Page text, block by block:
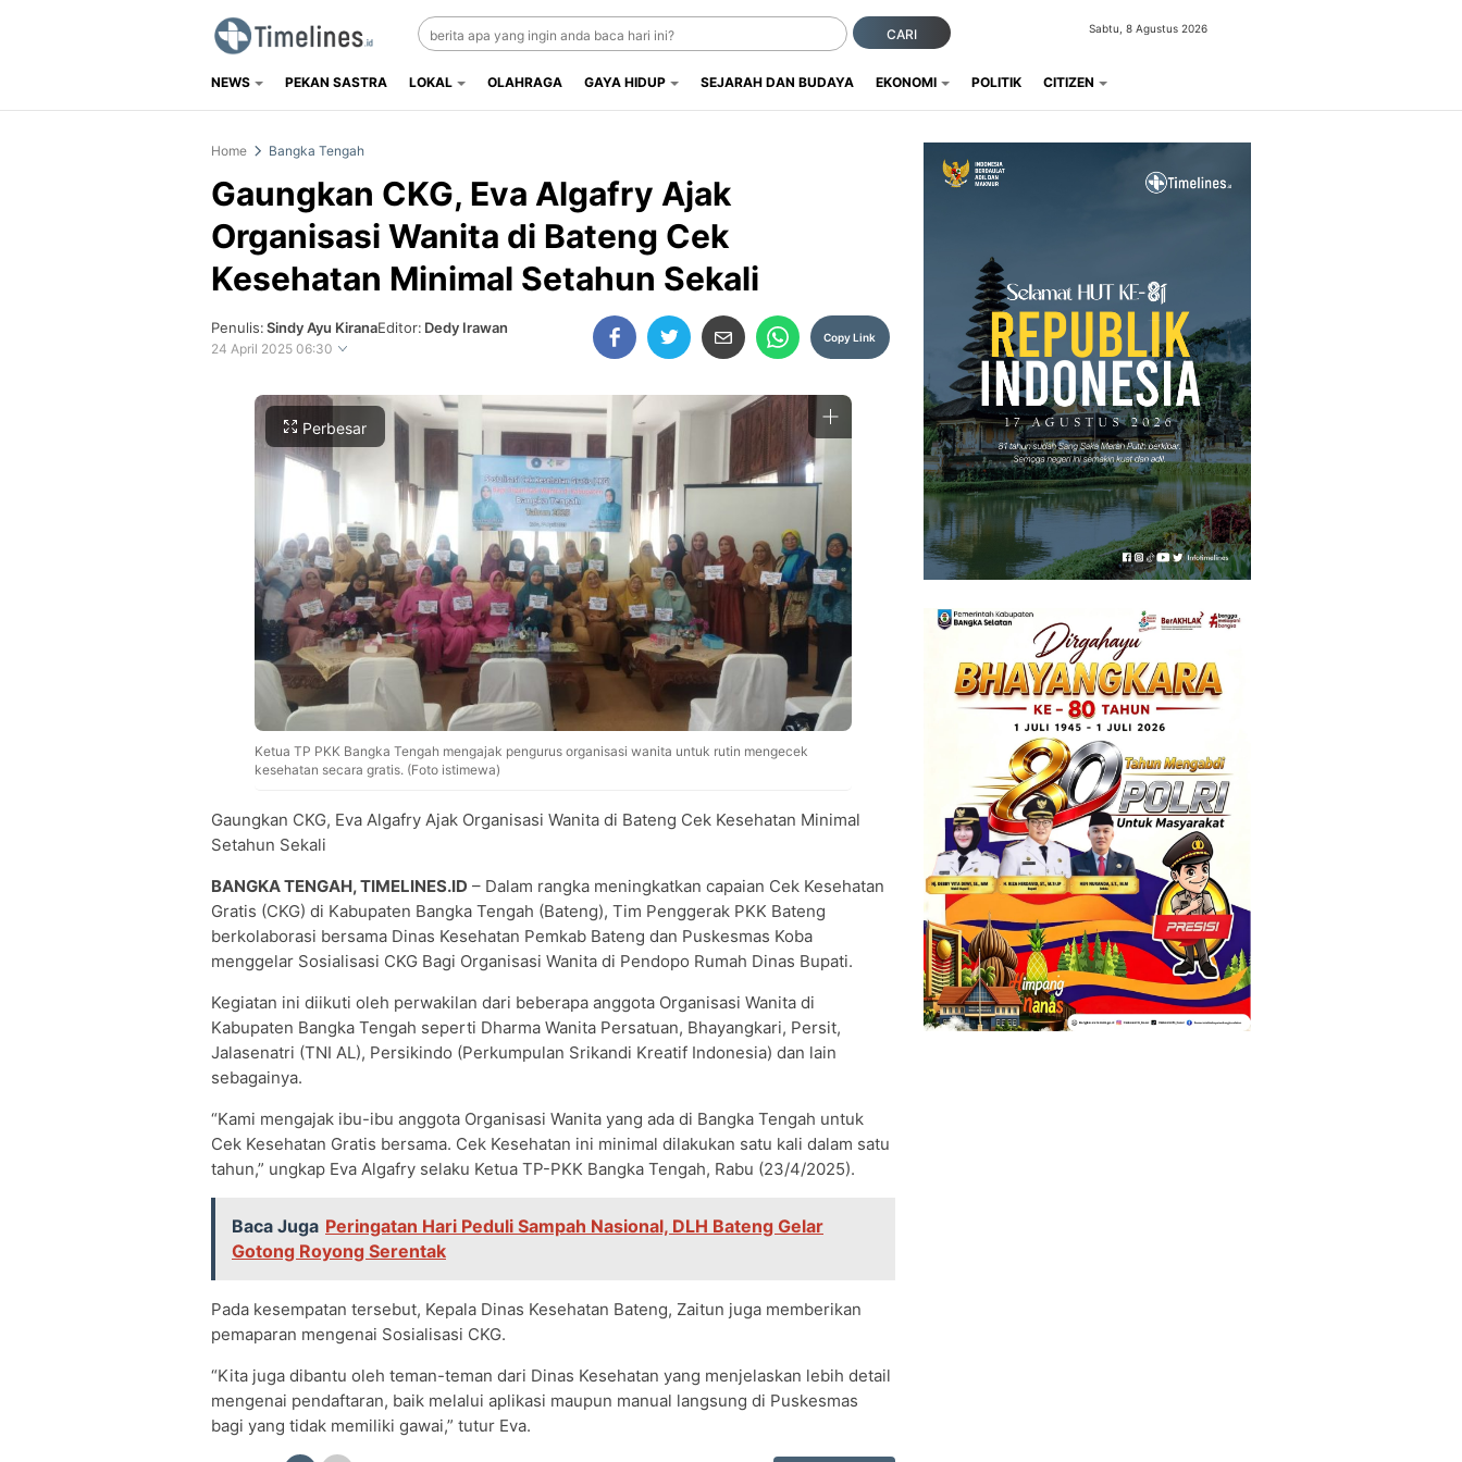
Timelines.id
Media Literasi, Sejarah & Budaya
CARI Sabtu, 8 Agustus 2026
NEWS PEKAN SASTRA LOKAL OLAHRAGA GAYA HIDUP SEJARAH DAN BUDAYA EKONOMI POLITIK CITIZEN
Home Bangka Tengah
Gaungkan CKG, Eva Algafry Ajak
Organisasi Wanita di Bateng Cek
Kesehatan Minimal Setahun Sekali
Penulis:Sindy Ayu KiranaEditor: Dedy Irawan
24 April 2025 06:30
Copy Link
Perbesar
Ketua TP PKK Bangka Tengah mengajak pengurus organisasi wanita untuk rutin mengecek
kesehatan secara gratis. (Foto istimewa)
Gaungkan CKG, Eva Algafry Ajak Organisasi Wanita di Bateng Cek Kesehatan Minimal
Setahun Sekali
BANGKA TENGAH, TIMELINES.ID – Dalam rangka meningkatkan capaian Cek Kesehatan
Gratis (CKG) di Kabupaten Bangka Tengah (Bateng), Tim Penggerak PKK Bateng
berkolaborasi bersama Dinas Kesehatan Pemkab Bateng dan Puskesmas Koba
menggelar Sosialisasi CKG Bagi Organisasi Wanita di Pendopo Rumah Dinas Bupati.
Kegiatan ini diikuti oleh perwakilan dari beberapa anggota Organisasi Wanita di
Kabupaten Bangka Tengah seperti Dharma Wanita Persatuan, Bhayangkari, Persit,
Jalasenatri (TNI AL), Persikindo (Perkumpulan Srikandi Kreatif Indonesia) dan lain
sebagainya.
“Kami mengajak ibu-ibu anggota Organisasi Wanita yang ada di Bangka Tengah untuk
Cek Kesehatan Gratis bersama. Cek Kesehatan ini minimal dilakukan satu kali dalam satu
tahun,” ungkap Eva Algafry selaku Ketua TP-PKK Bangka Tengah, Rabu (23/4/2025).
Baca Juga Peringatan Hari Peduli Sampah Nasional, DLH Bateng Gelar
Gotong Royong Serentak
Pada kesempatan tersebut, Kepala Dinas Kesehatan Bateng, Zaitun juga memberikan
pemaparan mengenai Sosialisasi CKG.
“Kita juga dibantu oleh teman-teman dari Dinas Kesehatan yang menjelaskan lebih detail
mengenai pendaftaran, baik melalui aplikasi maupun manual langsung di Puskesmas
bagi yang tidak memiliki gawai,” tutur Eva.